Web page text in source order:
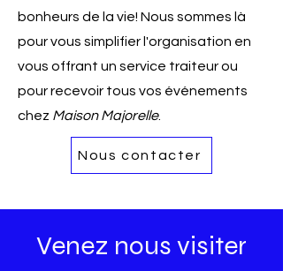
bonheurs de la vie! Nous sommes là
pour vous simplifier l'organisation en
vous offrant un service traiteur ou
pour recevoir tous vos événements
chez Maison Majorelle.
Nous contacter
Venez nous visiter